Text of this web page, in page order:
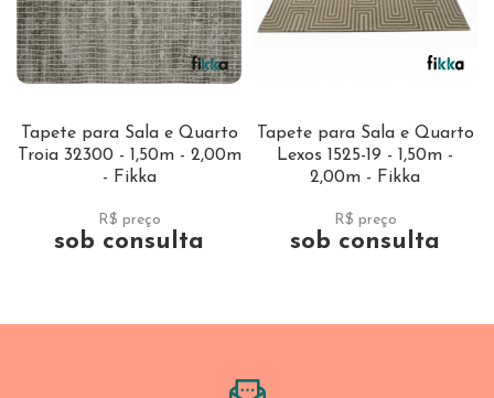
Tapete para Sala e Quarto
Troia 32300 - 1,50m - 2,00m
- Fikka
R$ preço
sob consulta
Tapete para Sala e Quarto
Lexos 1525-19 - 1,50m -
2,00m - Fikka
R$ preço
sob consulta